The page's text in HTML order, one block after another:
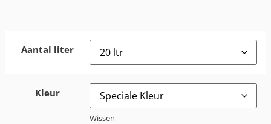
Aantal liter
Kleur
Wissen